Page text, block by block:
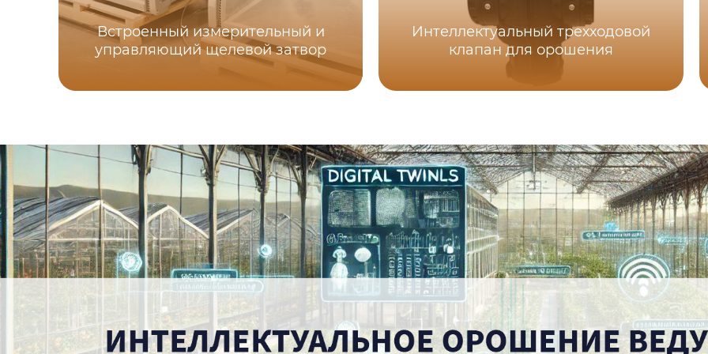
Встроенный измерительный и
управляющий щелевой затвор
Интеллектуальный трехходовой
клапан для орошения